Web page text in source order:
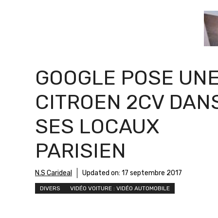
GOOGLE POSE
CITROEN 2CV
SES LOCAUX
PARISIEN
N.S Carideal Updated on: 17 septembre 2017
DIVERS VIDÉO VOITURE : VIDÉO AUTOMOBILE